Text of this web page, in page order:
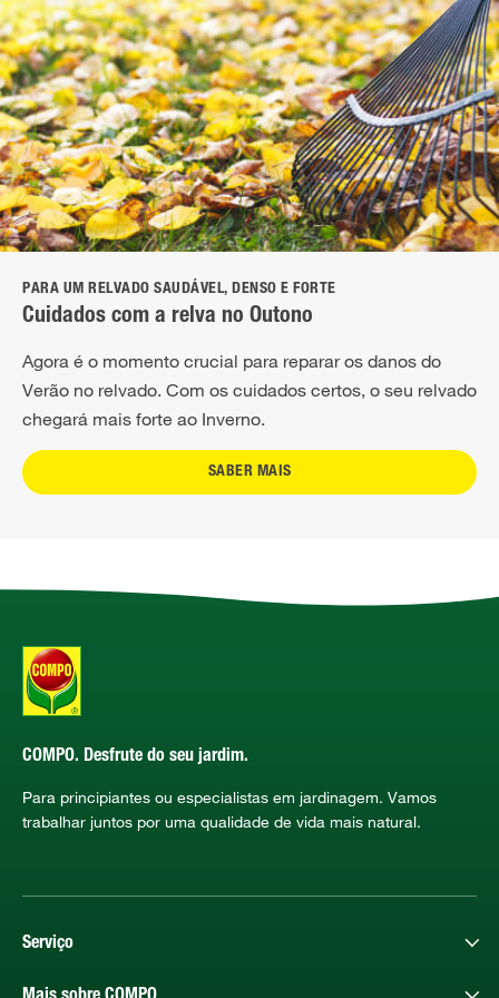
PARA UM RELVADO SAUDÁVEL, DENSO E FORTE
Cuidados com a relva no Outono
Agora é o momento crucial para reparar os danos do
Verão no relvado. Com os cuidados certos, o seu relvado
chegará mais forte ao Inverno.
SABER MAIS
COMPO. Desfrute do seu jardim.
Para principiantes ou especialistas em jardinagem. Vamos
trabalhar juntos por uma qualidade de vida mais natural.
Serviço